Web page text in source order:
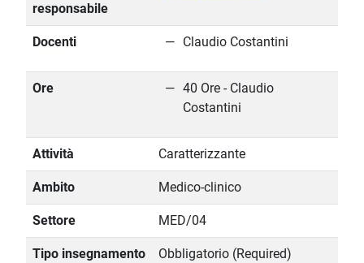
responsabile
Docenti Claudio Costantini
Ore
40 Ore - Claudio
Costantini
Attività Caratterizzante
Ambito Medico-clinico
Settore MED/04
Tipo insegnamento Obbligatorio (Required)